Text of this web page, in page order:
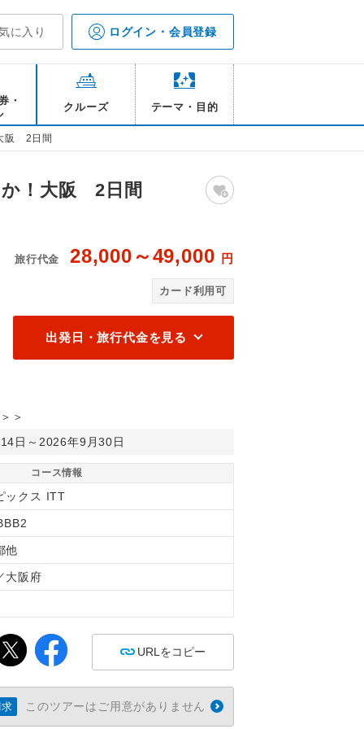
に入り ログイン・会員登録
・
クルーズ テーマ・目的
阪 2日間
！大阪 2日間
旅行代金 28,000～49,000 円
カード利用可
出発日・旅行代金を見る
＞
日～2026年9月30日
コース情報
ックス ITT
他
大阪府
URLをコピー
このツアーはご用意がありません